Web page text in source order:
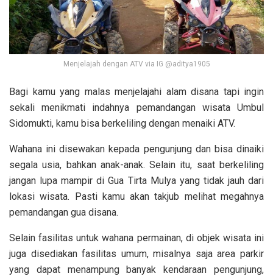
Menjelajah dengan ATV via IG @aditya1905
Bagi kamu yang malas menjelajahi alam disana tapi ingin
sekali menikmati indahnya pemandangan wisata Umbul
Sidomukti, kamu bisa berkeliling dengan menaiki ATV.
Wahana ini disewakan kepada pengunjung dan bisa dinaiki
segala usia, bahkan anak-anak. Selain itu, saat berkeliling
jangan lupa mampir di Gua Tirta Mulya yang tidak jauh dari
lokasi wisata. Pasti kamu akan takjub melihat megahnya
pemandangan gua disana.
Selain fasilitas untuk wahana permainan, di objek wisata ini
juga disediakan fasilitas umum, misalnya saja area parkir
yang dapat menampung banyak kendaraan pengunjung,